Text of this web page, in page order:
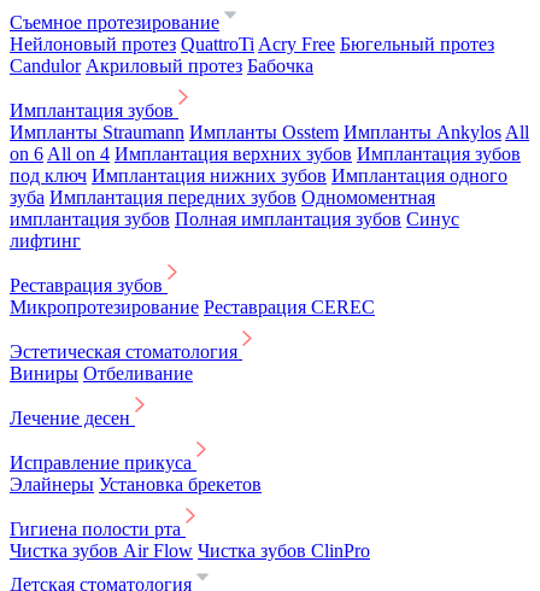
Съемное протезирование
Нейлоновый протез QuattroTi Acry Free Бюгельный протез
Candulor Акриловый протез Бабочка
Имплантация зубов
Импланты Straumann Импланты Osstem Импланты Ankylos All
on 6 All on 4 Имплантация верхних зубов Имплантация зубов
под ключ Имплантация нижних зубов Имплантация одного
зуба Имплантация передних зубов Одномоментная
имплантация зубов Полная имплантация зубов Синус
лифтинг
Реставрация зубов
Микропротезирование Реставрация CEREC
Эстетическая стоматология
Виниры Отбеливание
Лечение десен
Исправление прикуса
Элайнеры Установка брекетов
Гигиена полости рта
Чистка зубов Air Flow Чистка зубов ClinPro
Детская стоматология